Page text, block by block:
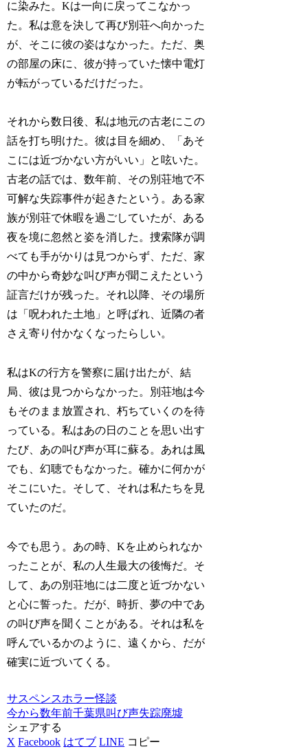
に染みた。Kは一向に戻ってこなかっ
た。私は意を決して再び別荘へ向かった
が、そこに彼の姿はなかった。ただ、奥
の部屋の床に、彼が持っていた懐中電灯
が転がっているだけだった。
それから数日後、私は地元の古老にこの
話を打ち明けた。彼は目を細め、「あそ
こには近づかない方がいい」と呟いた。
古老の話では、数年前、その別荘地で不
可解な失踪事件が起きたという。ある家
族が別荘で休暇を過ごしていたが、ある
夜を境に忽然と姿を消した。捜索隊が調
べても手がかりは見つからず、ただ、家
の中から奇妙な叫び声が聞こえたという
証言だけが残った。それ以降、その場所
は「呪われた土地」と呼ばれ、近隣の者
さえ寄り付かなくなったらしい。
私はKの行方を警察に届け出たが、結
局、彼は見つからなかった。別荘地は今
もそのまま放置され、朽ちていくのを待
っている。私はあの日のことを思い出す
たび、あの叫び声が耳に蘇る。あれは風
でも、幻聴でもなかった。確かに何かが
そこにいた。そして、それは私たちを見
ていたのだ。
今でも思う。あの時、Kを止められなか
ったことが、私の人生最大の後悔だ。そ
して、あの別荘地には二度と近づかない
と心に誓った。だが、時折、夢の中であ
の叫び声を聞くことがある。それは私を
呼んでいるかのように、遠くから、だが
確実に近づいてくる。
サスペンスホラー怪談
今から数年前千葉県叫び声失踪廃墟
シェアする
X Facebook はてブ LINE コピー